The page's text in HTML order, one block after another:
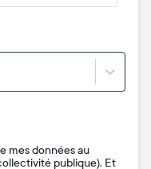
mes données au
publique). Et